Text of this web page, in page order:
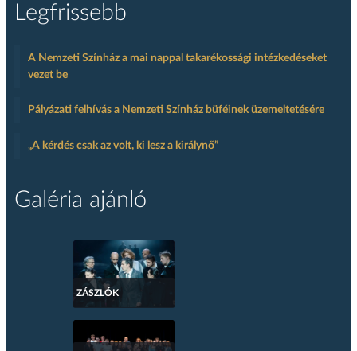
Legfrissebb
A Nemzeti Színház a mai nappal takarékossági intézkedéseket
vezet be
Pályázati felhívás a Nemzeti Színház büféinek üzemeltetésére
„A kérdés csak az volt, ki lesz a királynő”
Galéria ajánló
ZÁSZLÓK